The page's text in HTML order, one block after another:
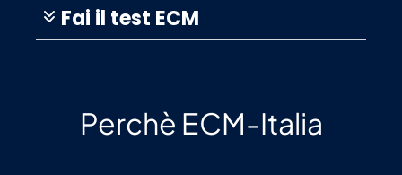
Fai il test ECM
Perchè ECM-Italia